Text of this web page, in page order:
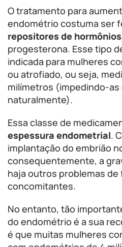
O tratamento para
endométrio costuma ser
repositores de hormônios
progesterona. Esse tipo
indicada para mulheres
ou atrofiado, ou seja,
milímetros (impedindo-as
naturalmente).
Essa classe de
espessura endometrial.
implantação do embrião
consequentemente, a
haja outros problemas de
concomitantes.
No entanto, tão
do endométrio é a sua
é que muitas mulheres